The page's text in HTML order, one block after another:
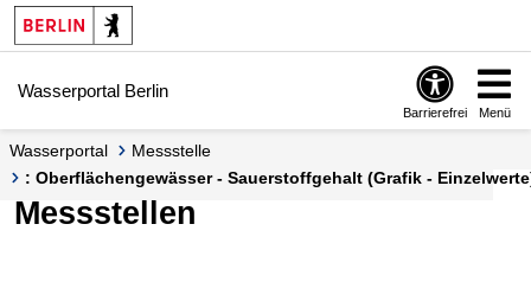
Springe zur Navigation
Springe zum Inhalt
Wasserportal Berlin
Barrierefrei Menü
Wasserportal
Messstelle
: Oberflächengewässer - Sauerstoffgehalt (Grafik -
Messstellen